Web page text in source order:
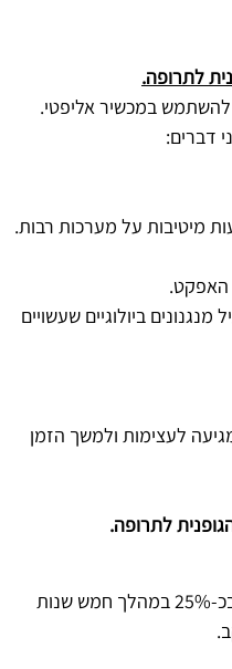
לתרופה.
להשתמש במכשיר אליפטי.
דברים:
מיטיבות על מערכות רבות.
האפקט.
ביולוגיים שעשויים
לעצימות ולמשך הזמן
לתרופה.
במחקר שהצגנו, חולי סרטן המעי בשלב 2–3 הפחיתו את הסיכון לחזרת המחלה בכ-25% במהלך חמש שנות